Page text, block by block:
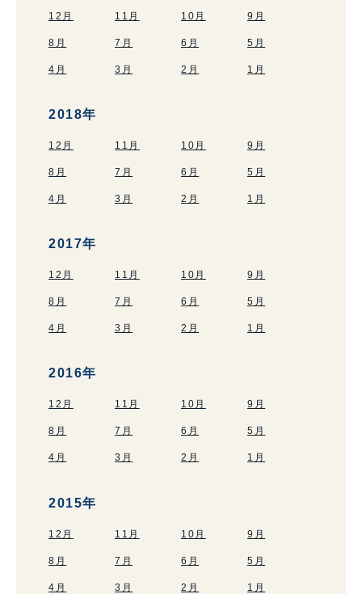
12月 11月 10月 9月
8月 7月 6月 5月
4月 3月 2月 1月
2018年
12月 11月 10月 9月
8月 7月 6月 5月
4月 3月 2月 1月
2017年
12月 11月 10月 9月
8月 7月 6月 5月
4月 3月 2月 1月
2016年
12月 11月 10月 9月
8月 7月 6月 5月
4月 3月 2月 1月
2015年
12月 11月 10月 9月
8月 7月 6月 5月
4月 3月 2月 1月